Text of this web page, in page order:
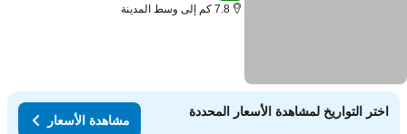
7.8 كم إلى وسط المدينة
اختر التواريخ لمشاهدة الأسعار المحددة
مشاهدة الأسعار